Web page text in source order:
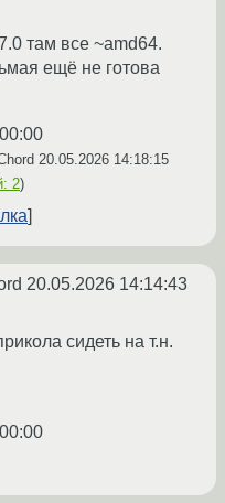
там все ~amd64.
ещё не готова
20.05.2026 14:18:15
2)
20.05.2026 14:14:43
сидеть на т.н.